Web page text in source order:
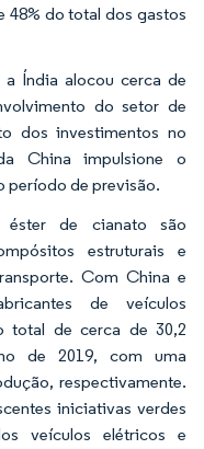
48% do total dos gastos
Índia alocou cerca de
do setor de
dos investimentos no
China impulsione o
período de previsão.
éster de cianato são
estruturais e
Com China e
de veículos
total de cerca de 30,2
de 2019, com uma
respectivamente.
iniciativas verdes
veículos elétricos e